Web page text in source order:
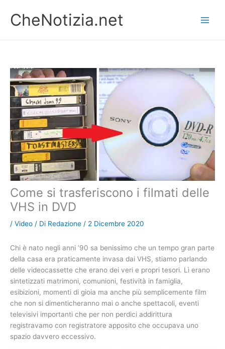
contenuto
CheNotizia.net
Come si trasferiscono i filmati delle
VHS in DVD
/ Video / Di Redazione / 2 Dicembre 2020
Chi è nato negli anni ’90 sa benissimo che un tempo gran parte
della casa era praticamente invasa dai VHS, stiamo parlando
delle videocassette che erano dei veri e propri tesori. Lì erano
sintetizzati matrimoni, comunioni, festività in famiglia,
esibizioni, momenti di gioia ma anche più semplicemente film
che non si dimenticheranno mai o anche spettacoli, eventi
televisivi importanti che per non perdici addirittura
registravamo con registratore apposito che occupava uno
spazio davvero eccessivo.